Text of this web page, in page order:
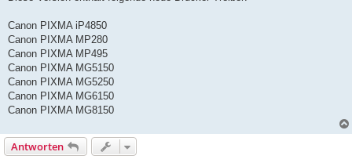
Canon PIXMA iP4850
Canon PIXMA MP280
Canon PIXMA MP495
Canon PIXMA MG5150
Canon PIXMA MG5250
Canon PIXMA MG6150
Canon PIXMA MG8150
Antworten